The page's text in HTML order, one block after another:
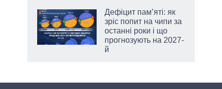
Дефіцит пам’яті: як
зріс попит на чипи за
останні роки і що
прогнозують на 2027-
й